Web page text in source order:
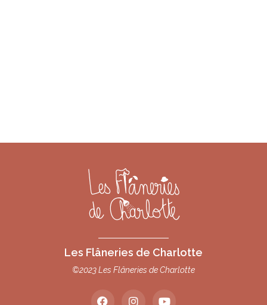
Les Flâneries de Charlotte
©2023 Les Flâneries de Charlotte